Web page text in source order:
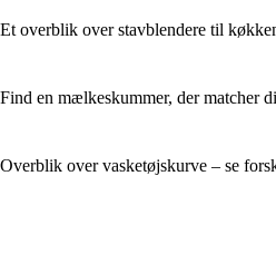
Et overblik over stavblendere til
Find en mælkeskummer, der matcher
Overblik over vasketøjskurve – se